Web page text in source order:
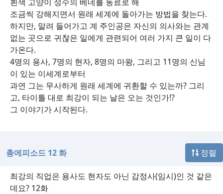
조금씩 강해지면서 원래 세계에 돌아가는 방법을 찾는다.
하지만, 말려 들어가고 계 주인공은 자신의 의사와는 관계
없는 곳으로 귀찮은 일에게 관련되어 여러 가지 큰 일이 다
가온다.
4명의 용사, 7명의 현자, 8명의 마왕, 그리고 11명의 신님
이 있는 이세계로부터
과연 그는 무사하게 원래 세계에 귀환할 수 있는까? 그리
고, 타이틀 대로 최강이 되는 날은 오는 것인가!?
그 이야기가 시작된다.
총에피소드 12 화 정렬
최강의 직업은 용사도 현자도 아닌 감정사(임시)인 것 같은
데요? 12화